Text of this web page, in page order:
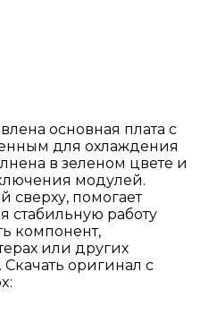
основная плата с
для охлаждения
в зеленом цвете и
модулей.
сверху, помогает
стабильную работу
компонент,
или других
Скачать оригинал с